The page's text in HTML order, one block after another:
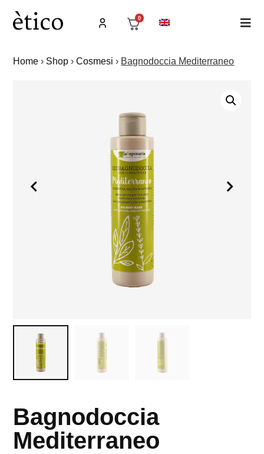
0
Home › Shop ›Cosmesi › Bagnodoccia Mediterraneo
Bagnodoccia
Mediterraneo